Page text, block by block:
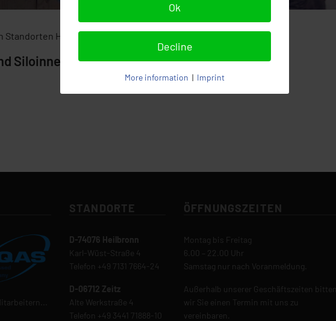
Standorten Heilbronn und Zeitz suchen wir ständig
Siloinnenreinigung (m | w | d)
STANDORTE
D-74076 Heilbronn
Karl-Wüst-Straße 4
Telefon +49 7131 7664-24
D-06712 Zeitz
Alte Werkstraße 4
Telefon +49 3441 71888-10
ÖFFNUNGSZEITEN
Montag bis Freitag
6.00 – 22.00 Uhr
Samstag nur nach Voranmeldung.
Außerhalb unserer Geschäftszeiten bitten
wir Sie einen Termin mit uns zu
vereinbaren.
Ok
Decline
More information | Imprint